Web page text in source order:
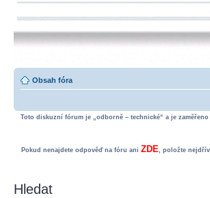
Obsah fóra
Toto diskuzní fórum je „odborně – technické“ a je
Pokud nenajdete odpověď na fóru ani ZDE, položte
Hledat